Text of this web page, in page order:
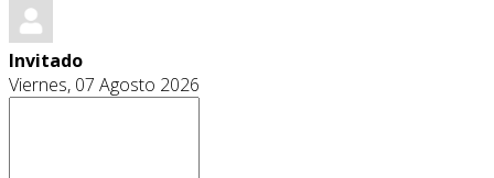
Invitado
Viernes, 07 Agosto 2026